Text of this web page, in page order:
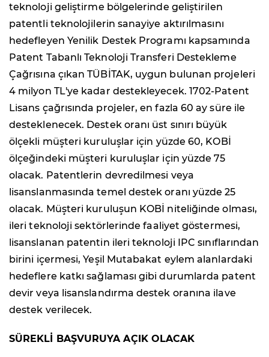
teknoloji geliştirme bölgelerinde geliştirilen
patentli teknolojilerin sanayiye aktırılmasını
hedefleyen Yenilik Destek Programı kapsamında
Patent Tabanlı Teknoloji Transferi Destekleme
Çağrısına çıkan TÜBİTAK, uygun bulunan projeleri
4 milyon TL'ye kadar destekleyecek. 1702-Patent
Lisans çağrısında projeler, en fazla 60 ay süre ile
desteklenecek. Destek oranı üst sınırı büyük
ölçekli müşteri kuruluşlar için yüzde 60, KOBİ
ölçeğindeki müşteri kuruluşlar için yüzde 75
olacak. Patentlerin devredilmesi veya
lisanslanmasında temel destek oranı yüzde 25
olacak. Müşteri kuruluşun KOBİ niteliğinde olması,
ileri teknoloji sektörlerinde faaliyet göstermesi,
lisanslanan patentin ileri teknoloji IPC sınıflarından
birini içermesi, Yeşil Mutabakat eylem alanlardaki
hedeflere katkı sağlaması gibi durumlarda patent
devir veya lisanslandırma destek oranına ilave
destek verilecek.
SÜREKLİ BAŞVURUYA AÇIK OLACAK